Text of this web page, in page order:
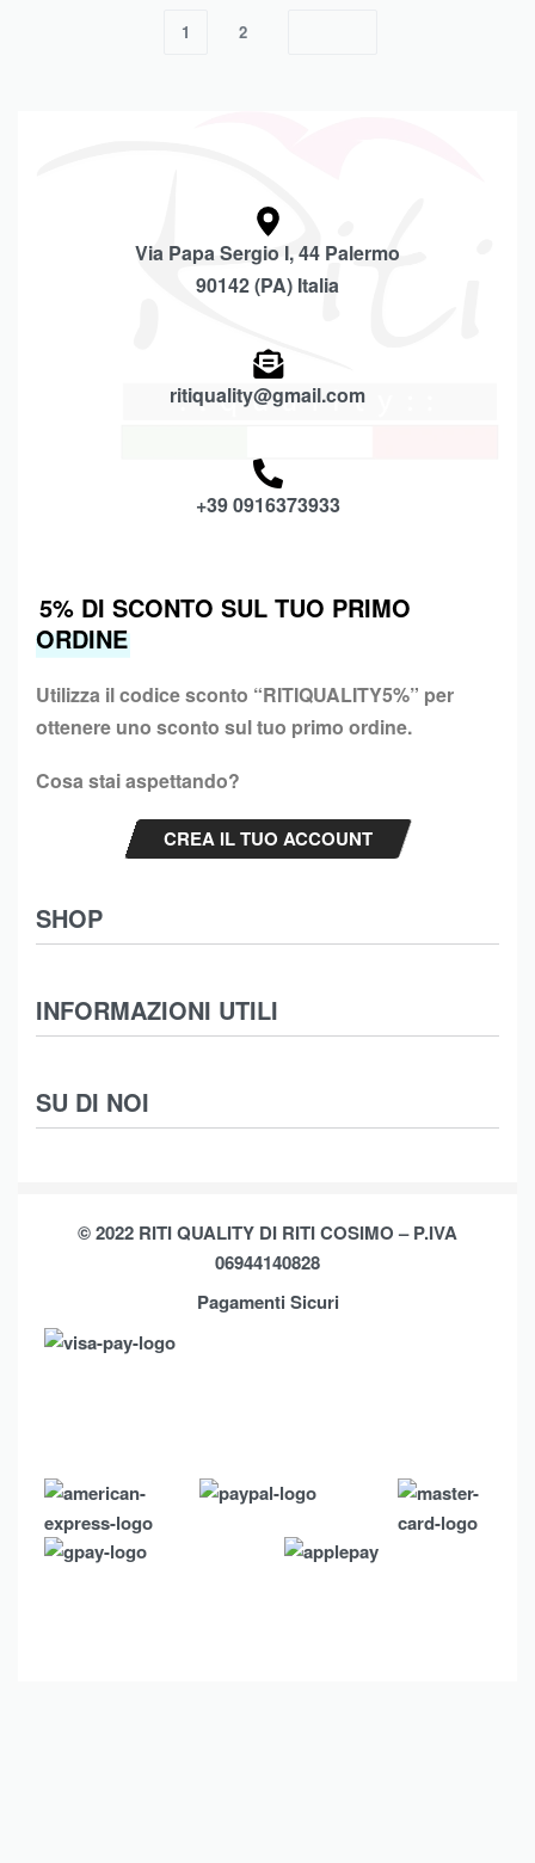
1 2
Via Papa Sergio I, 44 Palermo
90142 (PA) Italia
ritiquality@gmail.com
+39 0916373933
SHOP
Abbigliamento
Intimo
Moda Mare
SU DI NOI
Shop
INFORMAZIONI UTILI
Termini e Condizioni
Spedizioni
5% DI SCONTO SUL TUO PRIMO
ORDINE
Utilizza il codice sconto “RITIQUALITY5%” per
ottenere uno sconto sul tuo primo ordine.
Cosa stai aspettando?
CREA IL TUO ACCOUNT
© 2022 RITI QUALITY DI RITI COSIMO – P.IVA
06944140828
Pagamenti Sicuri